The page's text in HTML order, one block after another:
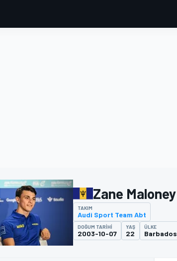
Zane Maloney
TAKIM
Audi Sport Team Abt
DOĞUM TARIHI
2003-10-07
YAŞ
22
ÜLKE
Barbados